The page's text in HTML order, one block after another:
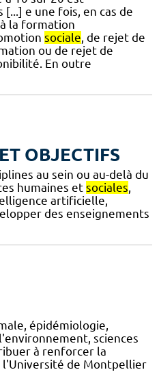
e une fois, en cas de
la formation
sociale, de rejet de
ou de rejet de
En outre
OBJECTIFS
au sein ou au-delà du
humaines et sociales,
artificielle,
des enseignements
épidémiologie,
sciences
à renforcer la
de Montpellier